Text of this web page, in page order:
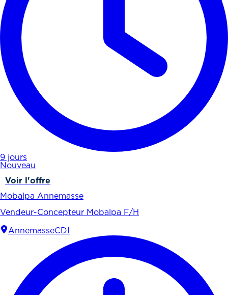
9 jours
Nouveau
Voir l'offre
Mobalpa Annemasse
Vendeur-Concepteur Mobalpa F/H
AnnemasseCDI